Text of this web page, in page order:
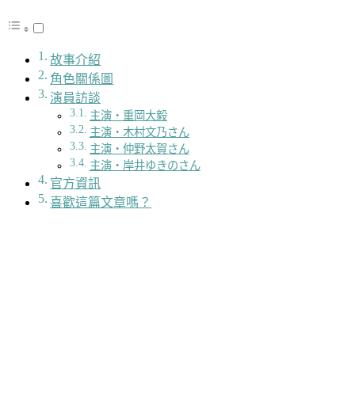
故事介紹
角色關係圖
演員訪談
主演・重岡大毅
主演・木村文乃さん
主演・仲野太賀さん
主演・岸井ゆきのさん
官方資訊
喜歡這篇文章嗎？